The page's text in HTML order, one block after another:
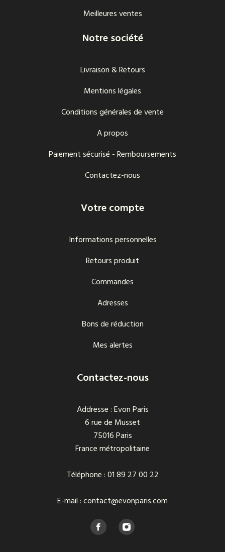
Meilleures ventes
Notre société
Livraison & Retours
Mentions légales
Conditions générales de vente
A propos
Paiement sécurisé - Remboursements
Contactez-nous
Votre compte
Informations personnelles
Retours produit
Commandes
Adresses
Bons de réduction
Mes alertes
Contactez-nous
Addresse : Evon Paris
6 rue de Musset
75016 Paris
France métropolitaine
Téléphone : 01 89 27 00 22
E-mail : contact@evonparis.com